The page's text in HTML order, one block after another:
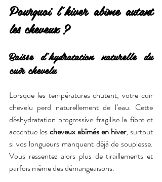
Pourquoi l’hiver abîme autant
les cheveux ?
Baisse d’hydratation naturelle du
cuir chevelu
Lorsque les températures chutent, votre cuir
chevelu perd naturellement de l’eau. Cette
déshydratation progressive fragilise la fibre et
accentue les cheveux abîmés en hiver, surtout
si vos longueurs manquent déjà de souplesse.
Vous ressentez alors plus de tiraillements et
parfois même des démangeaisons.